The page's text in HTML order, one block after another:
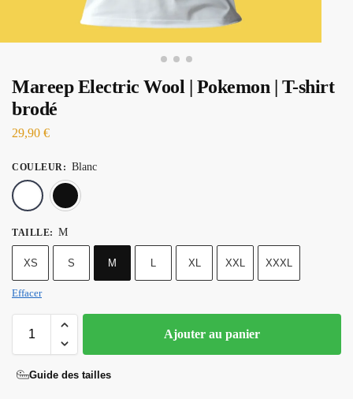
Mareep Electric Wool | Pokemon | T-shirt
brodé
29,90 €
COULEUR: Blanc
TAILLE: M
XS S M L XL XXL XXXL
Effacer
Ajouter au panier
Guide des tailles